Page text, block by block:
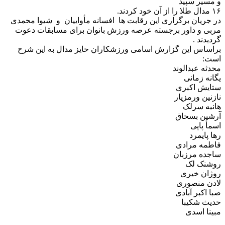
۱۶ مدال طلا را از آن خود کردند.
در جریان برگزاری این رقابت ها افسانه مأواییان و شیوا محمدی
مربی و داور برجسته عرصه ورزش بانوان برای مسابقات دعوت
گردیدند .
براساس این گزارش اسامی ورزشکاران حایز مدال به این شرح
است:
محدثه عبدالوند
یگانه زمانی
ستایش اکبری
نازنین ورمزیار
هانیه سرلک
آرشین بسحاق
اسمأ پاپی
رها پایمرد
فاطمه مرادی
ساجده مرزبان
روشنک لک
روژان خیری
لادن منصوری
صبا اکبر آبادی
حدیث شکیبا
مبینا اسدی